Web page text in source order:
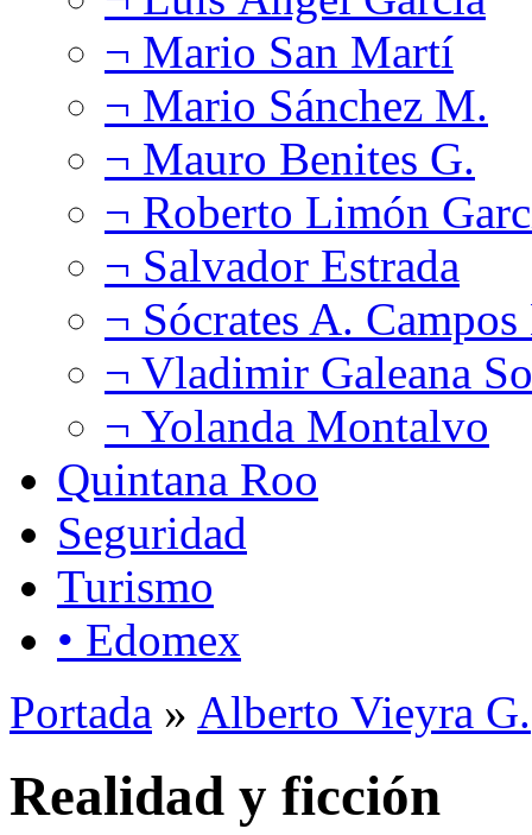
¬ Mario San Martí
¬ Mario Sánchez M.
¬ Mauro Benites G.
¬ Roberto Limón
¬ Salvador Estrada
¬ Sócrates A.
¬ Vladimir Galeana
¬ Yolanda Montalvo
Quintana Roo
Seguridad
Turismo
• Edomex
Portada » Alberto Vieyra G.
Realidad y ficción